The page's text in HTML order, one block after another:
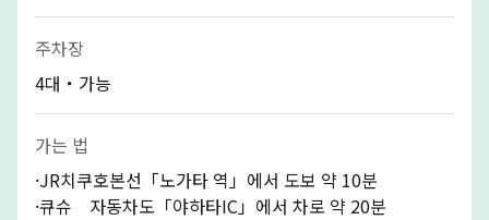
주차장
4대・가능
가는 법
·JR치쿠호본선「노가타 역」에서 도보 약 10분
·큐슈 자동차도「야하타IC」에서 차로 약 20분